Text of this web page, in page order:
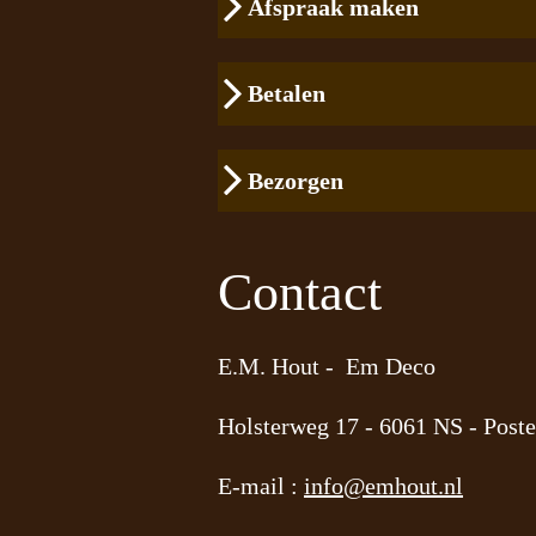
Afspraak maken
Betalen
Bezorgen
Contact
E.M. Hout - Em Deco
Holsterweg 17 - 6061 NS -
E-mail : info@emhout.nl